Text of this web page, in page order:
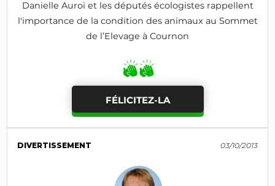
Danielle Auroi et les députés écologistes rappellent
l'importance de la condition des animaux au Sommet
de l’Elevage à Cournon
FÉLICITEZ-LA
DIVERTISSEMENT 03/10/2013